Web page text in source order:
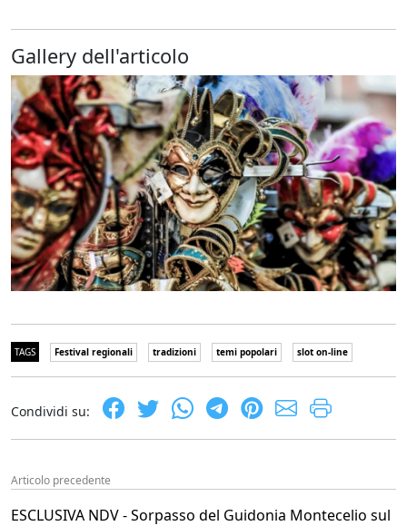
Gallery dell'articolo
TAGS Festival regionali tradizioni temi popolari slot on-line
Condividi su:
Articolo precedente
ESCLUSIVA NDV - Sorpasso del Guidonia Montecelio sul